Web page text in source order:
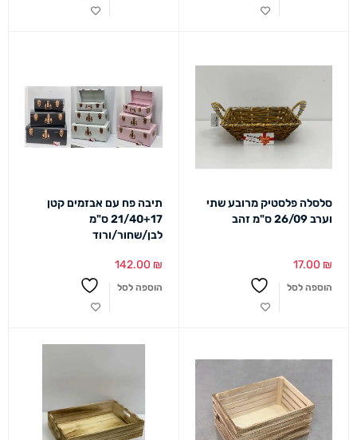
סלסלה פלסטיק מרובע שתי
וערב 26/09 ס"מ זהב
17.00 ₪
הוספה לסל
תיבה פח עם אבזמים קטן
21/40+17 ס"מ
לבן/שחור/ורוד
142.00 ₪
הוספה לסל